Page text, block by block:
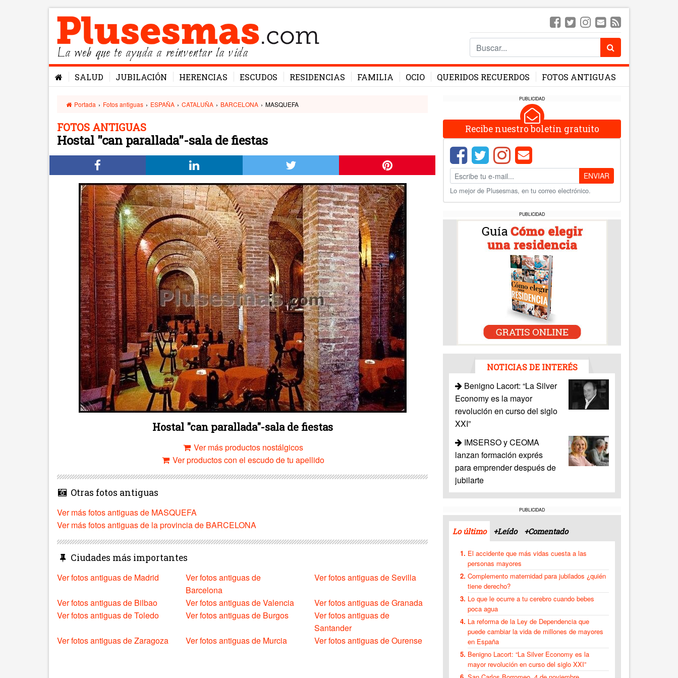
La web que te ayuda a reinventar la vida
SALUD JUBILACIÓN HERENCIAS ESCUDOS RESIDENCIAS FAMILIA OCIO QUERIDOS RECUERDOS FOTOS ANTIGUAS
Portada › Fotos antiguas › ESPAÑA › CATALUÑA › BARCELONA › MASQUEFA
FOTOS ANTIGUAS
Hostal "can parallada"-sala de fiestas
Hostal "can parallada"-sala de fiestas
Ver más productos nostálgicos
Ver productos con el escudo de tu apellido
Otras fotos antiguas
Ver más fotos antiguas de MASQUEFA
Ver más fotos antiguas de la provincia de BARCELONA
Ciudades más importantes
Ver fotos antiguas de Madrid
Ver fotos antiguas de
Barcelona
Ver fotos antiguas de Sevilla
Ver fotos antiguas de Bilbao Ver fotos antiguas de Valencia
Ver fotos antiguas de Granada
Ver fotos antiguas de Toledo
Ver fotos antiguas de Burgos
Ver fotos antiguas de
Santander
Ver fotos antiguas de Zaragoza
Ver fotos antiguas de Murcia Ver fotos antiguas de Ourense
PUBLICIDAD
Recibe nuestro boletín gratuito
ENVIAR
Lo mejor de Plusesmas, en tu correo electrónico.
PUBLICIDAD
NOTICIAS DE INTERÉS
Benigno Lacort: “La Silver
Economy es la mayor
revolución en curso del siglo
XXI”
IMSERSO y CEOMA
lanzan formación exprés
para emprender después de
jubilarte
PUBLICIDAD
Lo último +Leído +Comentado
El accidente que más vidas cuesta a las
personas mayores
Complemento maternidad para jubilados ¿quién
tiene derecho?
Lo que le ocurre a tu cerebro cuando bebes
poca agua
La reforma de la Ley de Dependencia que
puede cambiar la vida de millones de mayores
en España
Benigno Lacort: “La Silver Economy es la
mayor revolución en curso del siglo XXI”